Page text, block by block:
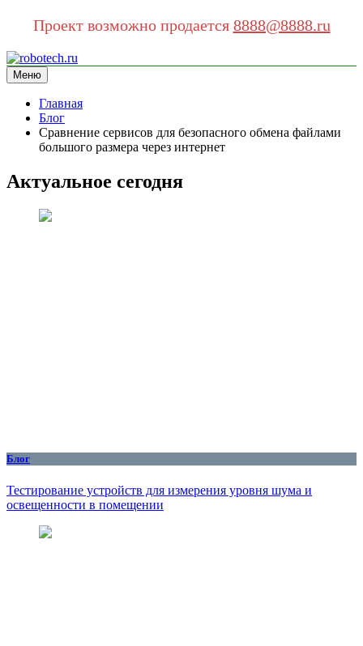
Проект возможно продается 8888@8888.ru
Перейти
к
содержимому
robotech.ru
информационный сайт
Меню
Главная
Блог
Сравнение сервисов для безопасного обмена файлами
большого размера через интернет
Актуальное сегодня
Блог
Тестирование устройств для измерения уровня шума и
освещенности в помещении